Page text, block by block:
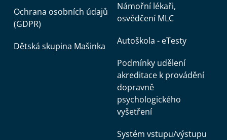
Ochrana osobních údajů
(GDPR)
Dětská skupina Mašinka
Námořní lékaři,
osvědčení MLC
Autoškola - eTesty
Podmínky udělení
akreditace k provádění
dopravně
psychologického
vyšetření
Systém vstupu/výstupu